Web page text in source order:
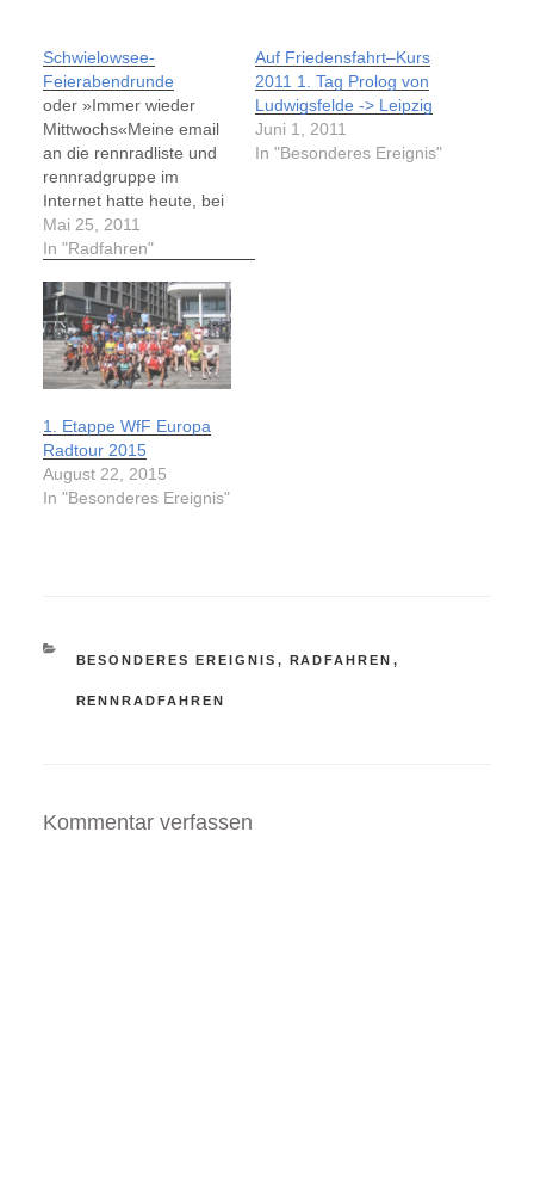
Schwielowsee-
Feierabendrunde
oder »Immer wieder
Mittwochs«Meine email
an die rennradliste und
rennradgruppe im
Internet hatte heute, bei
dem schönen Wetter
wieder über 10 Radler
Feierabendrunde in
Angriff zu nehmen. Eine
bunte Mischung aus alt
bekannten Gesichtern
und auch neuen, die
wollten, fanden sich um
kurz…
Mai 25, 2011
In "Radfahren"
Auf Friedensfahrt–Kurs
2011 1. Tag Prolog von
Ludwigsfelde -> Leipzig
Juni 1, 2011
In "Besonderes Ereignis"
1. Etappe WfF Europa
Radtour 2015
August 22, 2015
In "Besonderes Ereignis"
KATEGORIEN
BESONDERES EREIGNIS , RADFAHREN ,
RENNRADFAHREN
Kommentar verfassen